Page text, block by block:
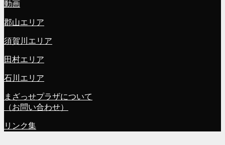
動画
郡山エリア
須賀川エリア
田村エリア
石川エリア
まざっせプラザについて
（お問い合わせ）
リンク集